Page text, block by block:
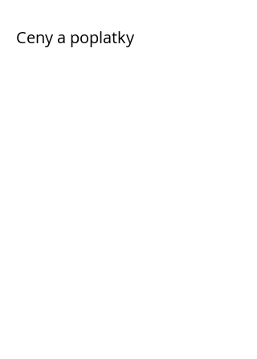
Ceny a poplatky